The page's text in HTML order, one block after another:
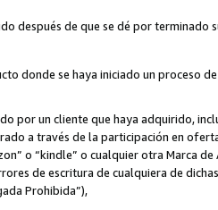
después de que se dé por terminado
donde se haya iniciado un proceso
por un cliente que haya adquirido,
a través de la participación en
o “kindle” o cualquier otra Marca
de escritura de cualquiera de
Prohibida”),